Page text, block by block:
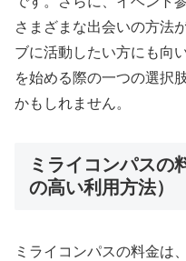
さまざまな出会いの方法
ブに活動したい方にも向
を始める際の一つの選択
かもしれません。
ミライコンパスの
の高い利用方法）
ミライコンパスの料金は